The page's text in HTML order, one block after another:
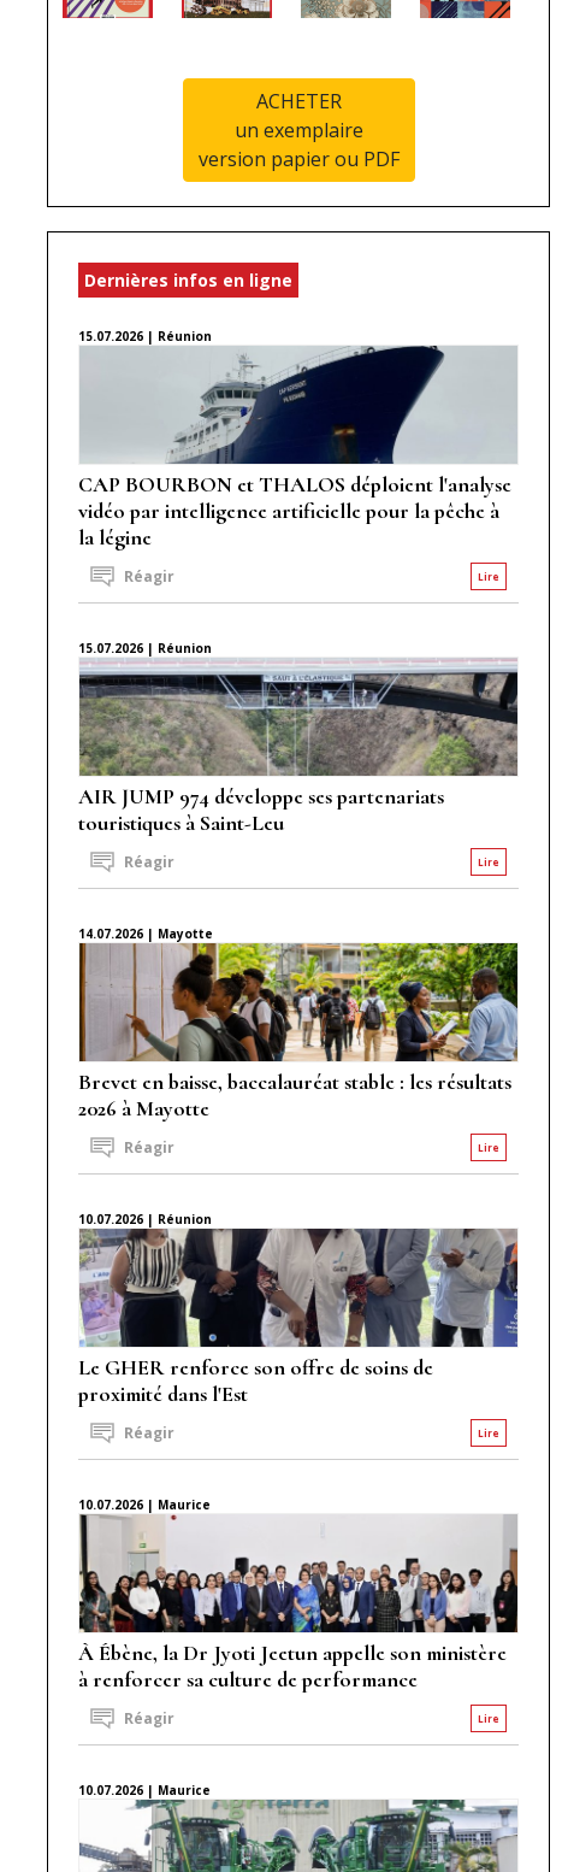
ACHETER
un exemplaire
version papier ou PDF
Dernières infos en ligne
15.07.2026 | Réunion
CAP BOURBON et THALOS déploient l'analyse
vidéo par intelligence artificielle pour la pêche à
la légine
Lire
Réagir
15.07.2026 | Réunion
AIR JUMP 974 développe ses partenariats
touristiques à Saint-Leu
Lire
Réagir
14.07.2026 | Mayotte
Brevet en baisse, baccalauréat stable : les résultats
2026 à Mayotte
Lire
Réagir
10.07.2026 | Réunion
Le GHER renforce son offre de soins de
proximité dans l'Est
Lire
Réagir
10.07.2026 | Maurice
À Ébène, la Dr Jyoti Jeetun appelle son ministère
à renforcer sa culture de performance
Lire
Réagir
10.07.2026 | Maurice